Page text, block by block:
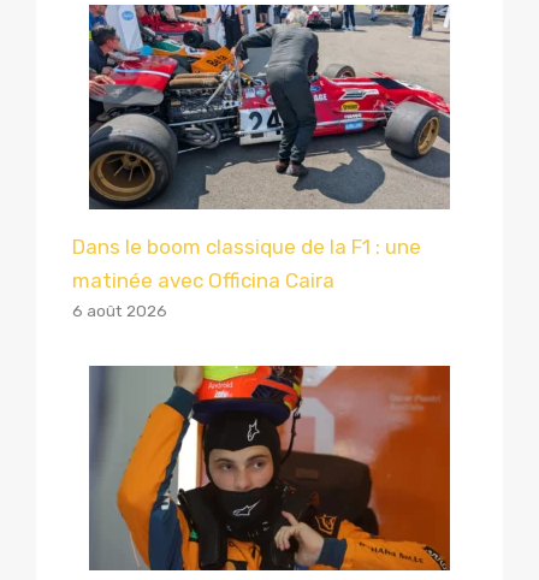
Dans le boom classique de la F1 : une
matinée avec Officina Caira
6 août 2026